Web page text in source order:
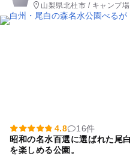
山梨県北杜市 / キャンプ
泉・銭湯
4.8
16件
昭和の名水百選に選ばれた尾
を楽しめる公園。